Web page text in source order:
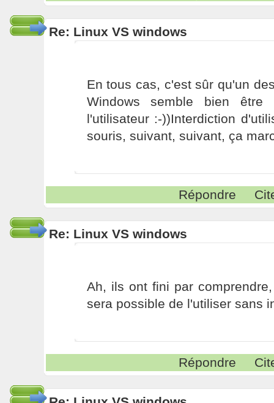
Re: Linux VS windows
En tous cas, c'est sûr qu'un
Windows semble bien être
l'utilisateur :-))Interdiction
souris, suivant, suivant, ça
Répondre
Re: Linux VS windows
Ah, ils ont fini par
sera possible de l'utiliser sans
Répondre